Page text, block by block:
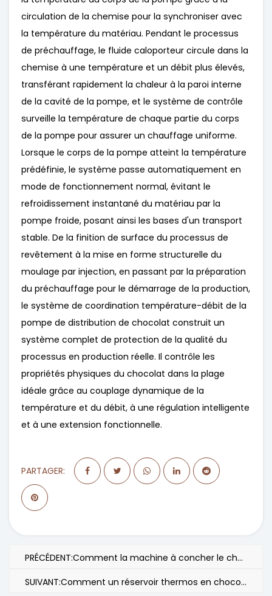
circulation de la chemise pour la synchroniser avec
la température du matériau. Pendant le processus
de préchauffage, le fluide caloporteur circule dans la
chemise à une température et un débit plus élevés,
transférant rapidement la chaleur à la paroi interne
de la cavité de la pompe, et le système de contrôle
surveille la température de chaque partie du corps
de la pompe pour assurer un chauffage uniforme.
Lorsque le corps de la pompe atteint la température
prédéfinie, le système passe automatiquement en
mode de fonctionnement normal, évitant le
refroidissement instantané du matériau par la
pompe froide, posant ainsi les bases d'un transport
stable. De la finition de surface du processus de
revêtement à la mise en forme structurelle du
moulage par injection, en passant par la préparation
du préchauffage pour le démarrage de la production,
le système de coordination température-débit de la
pompe de distribution de chocolat construit un
système complet de protection de la qualité du
processus en production réelle. Il contrôle les
propriétés physiques du chocolat dans la plage
idéale grâce au couplage dynamique de la
température et du débit, à une régulation intelligente
et à une extension fonctionnelle.
PARTAGER:
PRÉCÉDENT:Comment la machine à concher le chocolat réalise-t-elle une percée dans la technologie de mélange grâce à l’innovation structurelle ?
SUIVANT:Comment un réservoir thermos en chocolat gère-t-il la chaleur pour résister aux fluctuations de température ?